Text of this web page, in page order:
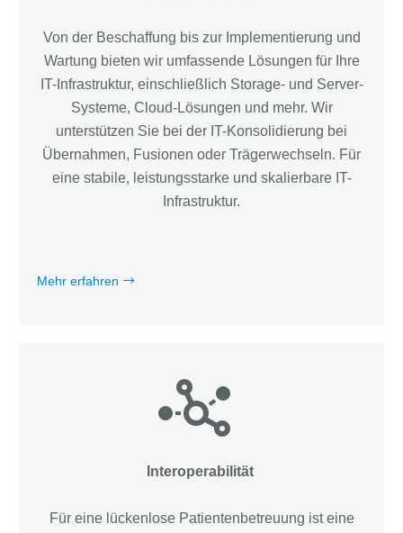
Von der Beschaffung bis zur Implementierung und
Wartung bieten wir umfassende Lösungen für Ihre
IT-Infrastruktur, einschließlich Storage- und Server-
Systeme, Cloud-Lösungen und mehr. Wir
unterstützen Sie bei der IT-Konsolidierung bei
Übernahmen, Fusionen oder Trägerwechseln. Für
eine stabile, leistungsstarke und skalierbare IT-
Infrastruktur.
Mehr erfahren
Interoperabilität
Für eine lückenlose Patientenbetreuung ist eine